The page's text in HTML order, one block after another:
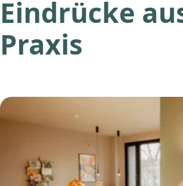
Eindrücke
Praxis